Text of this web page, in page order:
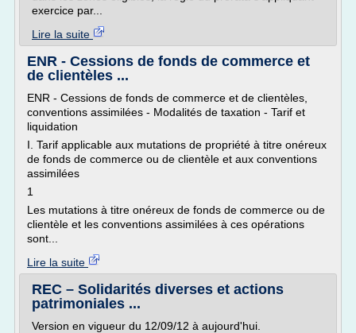
exercice par...
Lire la suite
ENR - Cessions de fonds de commerce et
de clientèles ...
ENR - Cessions de fonds de commerce et de clientèles,
conventions assimilées - Modalités de taxation - Tarif et
liquidation
I. Tarif applicable aux mutations de propriété à titre onéreux
de fonds de commerce ou de clientèle et aux conventions
assimilées
1
Les mutations à titre onéreux de fonds de commerce ou de
clientèle et les conventions assimilées à ces opérations
sont...
Lire la suite
REC – Solidarités diverses et actions
patrimoniales ...
Version en vigueur du 12/09/12 à aujourd'hui.